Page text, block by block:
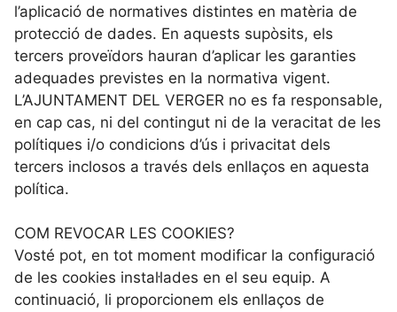
l’aplicació de normatives distintes en matèria de
protecció de dades. En aquests supòsits, els
tercers proveïdors hauran d’aplicar les garanties
adequades previstes en la normativa vigent.
L’AJUNTAMENT DEL VERGER no es fa responsable,
en cap cas, ni del contingut ni de la veracitat de les
polítiques i/o condicions d’ús i privacitat dels
tercers inclosos a través dels enllaços en aquesta
política.
COM REVOCAR LES COOKIES?
Vosté pot, en tot moment modificar la configuració
de les cookies instal·lades en el seu equip. A
continuació, li proporcionem els enllaços de